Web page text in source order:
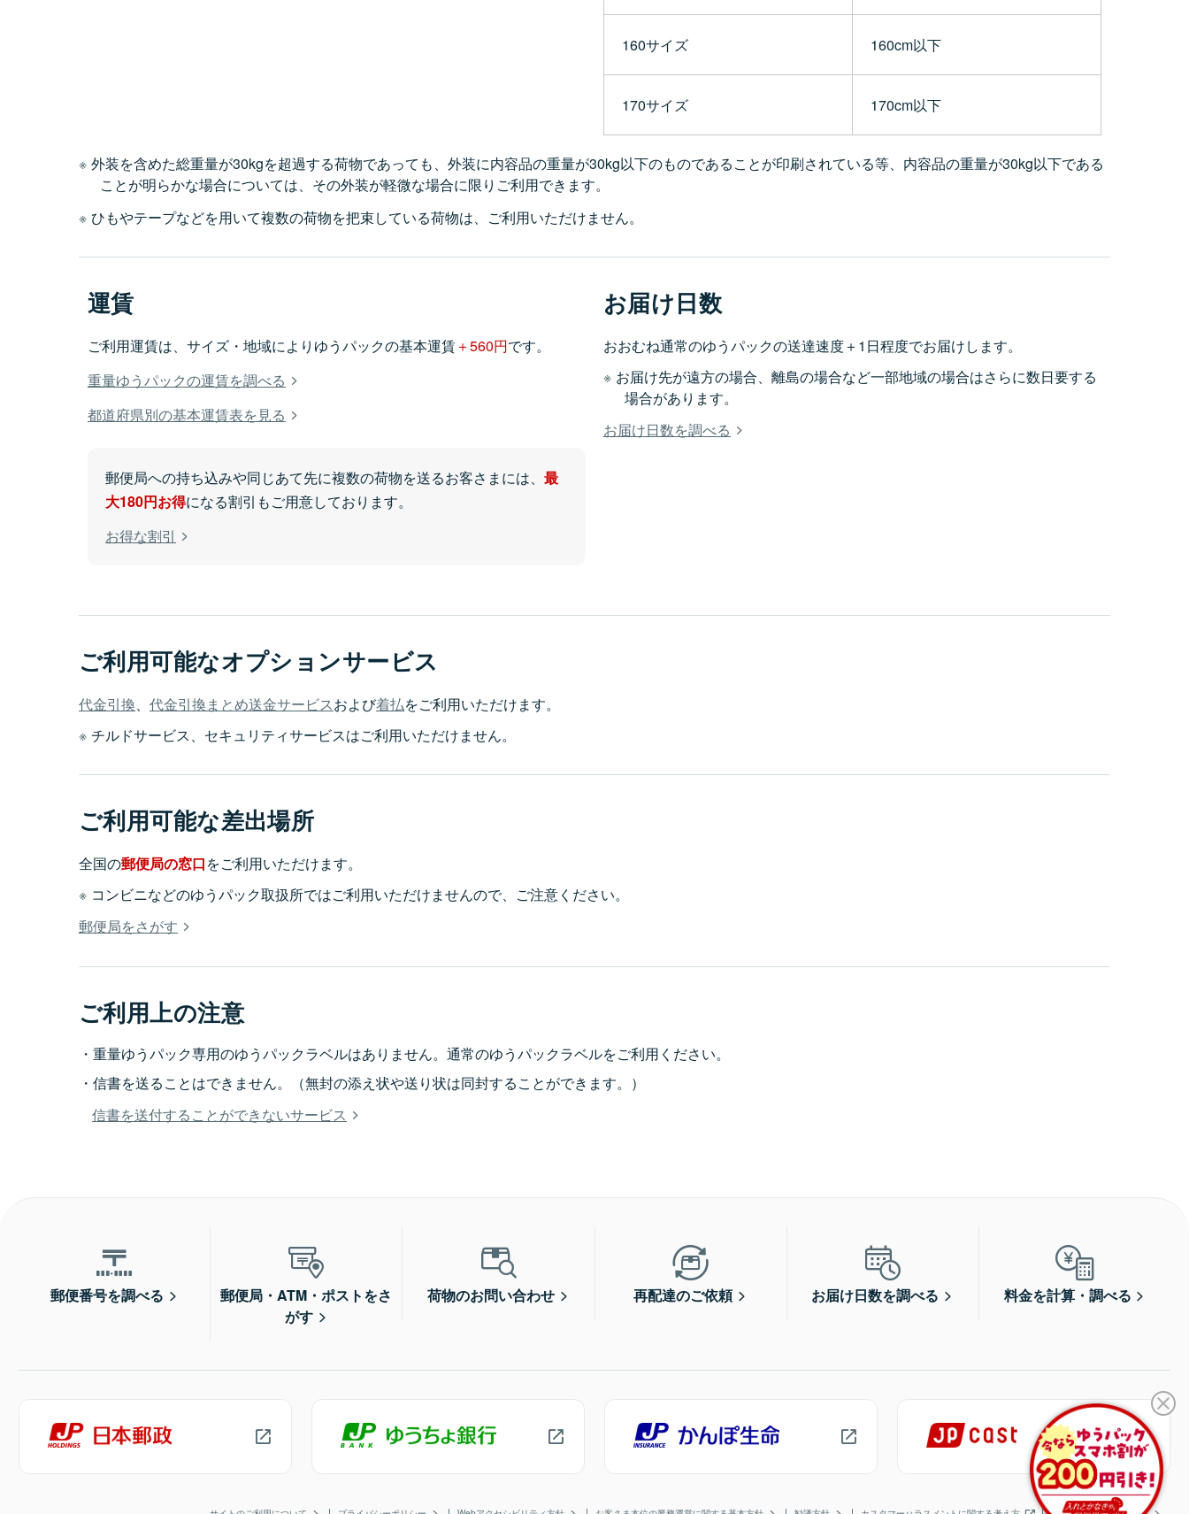
160サイズ 160cm以下
170サイズ 170cm以下
外装を含めた総重量が30kgを超過する荷物であっても、外装に内容品の重量が30kg以下のものであることが印刷されている等、内容品の重量が30kg以下である
ことが明らかな場合については、その外装が軽微な場合に限りご利用できます。
ひもやテープなどを用いて複数の荷物を把束している荷物は、ご利用いただけません。
運賃
ご利用運賃は、サイズ・地域によりゆうパックの基本運賃＋560円です。
重量ゆうパックの運賃を調べる
都道府県別の基本運賃表を見る
郵便局への持ち込みや同じあて先に複数の荷物を送るお客さまには、 最
大180円お得になる割引もご用意しております。
お得な割引
お届け日数
おおむね通常のゆうパックの送達速度＋1日程度でお届けします。
お届け先が遠方の場合、離島の場合など一部地域の場合はさらに数日要する
場合があります。
お届け日数を調べる
ご利用可能なオプションサービス
代金引換、 代金引換まとめ送金サービスおよび着払をご利用いただけます。
チルドサービス、セキュリティサービスはご利用いただけません。
ご利用可能な差出場所
全国の郵便局の窓口をご利用いただけます。
コンビニなどのゆうパック取扱所ではご利用いただけませんので、ご注意ください。
郵便局をさがす
ご利用上の注意
重量ゆうパック専用のゆうパックラベルはありません。通常のゆうパックラベルをご利用ください。
信書を送ることはできません。（無封の添え状や送り状は同封することができます。）
信書を送付することができないサービス
郵便番号を調べる
郵便局・ATM・ポストをさ
がす
荷物のお問い合わせ 再配達のご依頼 お届け日数を調べる 料金を計算・調べる